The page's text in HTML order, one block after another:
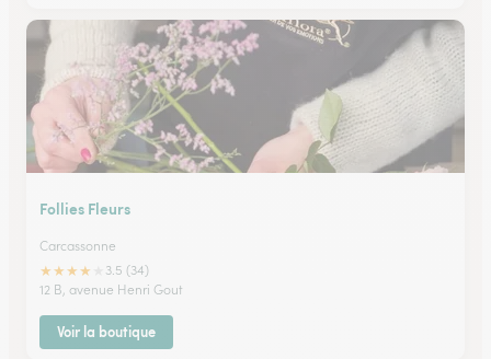
Follies Fleurs
Carcassonne
★★★★
3.5 (34)
12 B, avenue Henri Gout
Voir la boutique